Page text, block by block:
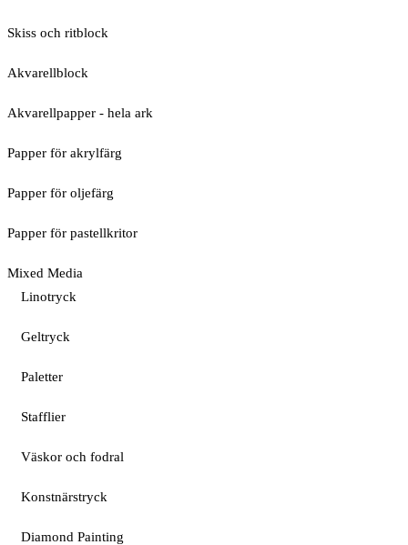
Skiss och ritblock
Akvarellblock
Akvarellpapper - hela ark
Papper för akrylfärg
Papper för oljefärg
Papper för pastellkritor
Mixed Media
Linotryck
Geltryck
Paletter
Stafflier
Väskor och fodral
Konstnärstryck
Diamond Painting